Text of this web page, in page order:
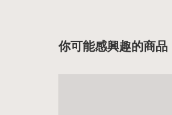
你可能感興趣的商品